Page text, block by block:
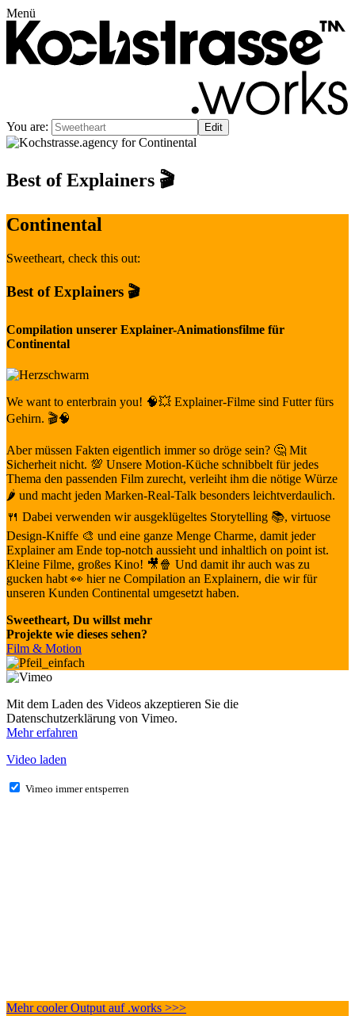
Menü
You are:
Best of Explainers 🎬
Continental
Sweetheart, check this out:
Best of Explainers 🎬
Compilation unserer Explainer-Animationsfilme für
Continental
We want to enterbrain you! 🧠💥 Explainer-Filme sind Futter fürs
Gehirn. 🎬🧠
Aber müssen Fakten eigentlich immer so dröge sein? 🤔 Mit
Sicherheit nicht. 💯 Unsere Motion-Küche schnibbelt für jedes
Thema den passenden Film zurecht, verleiht ihm die nötige Würze
🌶️ und macht jeden Marken-Real-Talk besonders leichtverdaulich.
🍴 Dabei verwenden wir ausgeklügeltes Storytelling 📚, virtuose
Design-Kniffe 🎨 und eine ganze Menge Charme, damit jeder
Explainer am Ende top-notch aussieht und inhaltlich on point ist.
Kleine Filme, großes Kino! 🎥🍿 Und damit ihr auch was zu
gucken habt 👀 hier ne Compilation an Explainern, die wir für
unseren Kunden Continental umgesetzt haben.
Sweetheart, Du willst mehr
Projekte wie dieses sehen?
Film & Motion
Mit dem Laden des Videos akzeptieren Sie die
Datenschutzerklärung von Vimeo.
Mehr erfahren
Video laden
Vimeo immer entsperren
Mehr cooler Output auf .works >>>